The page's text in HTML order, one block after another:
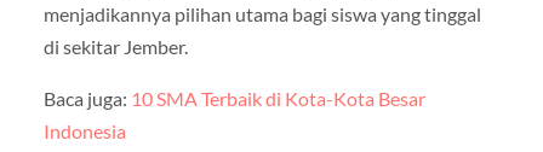
menjadikannya pilihan utama bagi siswa yang tinggal
di sekitar Jember.
Baca juga: 10 SMA Terbaik di Kota-Kota Besar
Indonesia